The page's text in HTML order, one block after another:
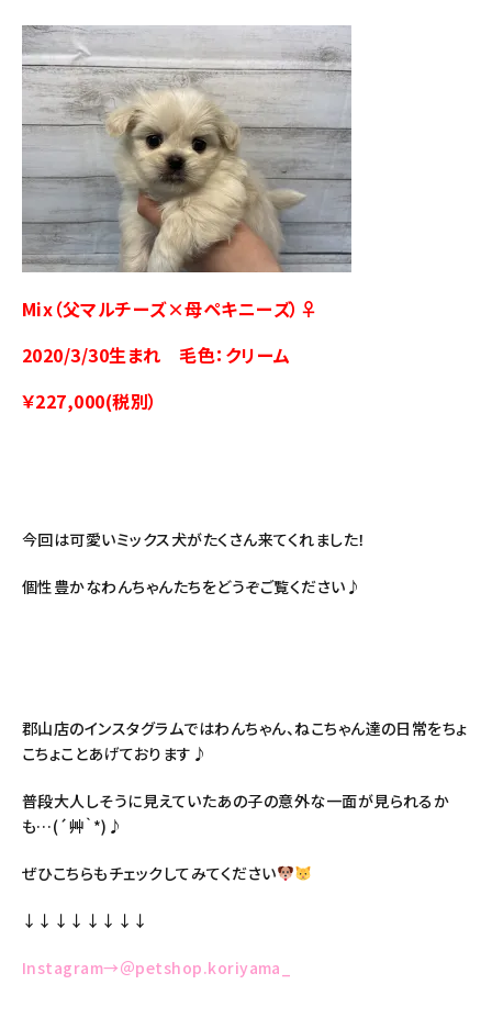
Mix（父マルチーズ×母ペキニーズ）♀
2020/3/30生まれ 毛色：クリーム
￥227,000(税別）
今回は可愛いミックス犬がたくさん来てくれました！
個性豊かなわんちゃんたちをどうぞご覧ください♪
郡山店のインスタグラムではわんちゃん、ねこちゃん達の日常をちょ
こちょことあげております♪
普段大人しそうに見えていたあの子の意外な一面が見られるか
も…(´艸｀*)♪
ぜひこちらもチェックしてみてください
↓↓↓↓↓↓↓↓
Instagram→＠petshop.koriyama_